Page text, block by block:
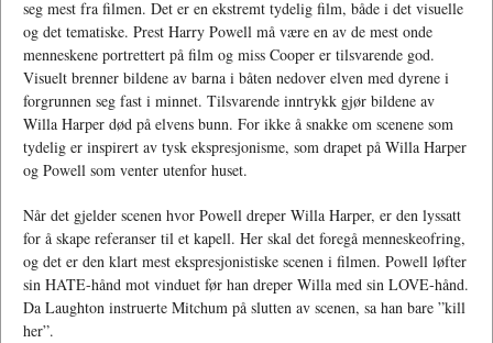
seg mest fra filmen. Det er en ekstremt tydelig film, både i det visuelle
og det tematiske. Prest Harry Powell må være en av de mest onde
menneskene portrettert på film og miss Cooper er tilsvarende god.
Visuelt brenner bildene av barna i båten nedover elven med dyrene i
forgrunnen seg fast i minnet. Tilsvarende inntrykk gjør bildene av
Willa Harper død på elvens bunn. For ikke å snakke om scenene som
tydelig er inspirert av tysk ekspresjonisme, som drapet på Willa Harper
og Powell som venter utenfor huset.
Når det gjelder scenen hvor Powell dreper Willa Harper, er den lyssatt
for å skape referanser til et kapell. Her skal det foregå menneskeofring,
og det er den klart mest ekspresjonistiske scenen i filmen. Powell løfter
sin HATE-hånd mot vinduet før han dreper Willa med sin LOVE-hånd.
Da Laughton instruerte Mitchum på slutten av scenen, sa han bare ”kill
her”.